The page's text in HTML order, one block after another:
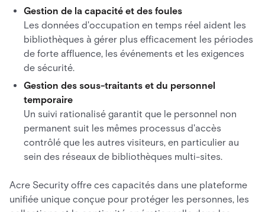
Gestion de la capacité et des foules
Les données d'occupation en temps réel aident les
bibliothèques à gérer plus efficacement les périodes
de forte affluence, les événements et les exigences
de sécurité.
Gestion des sous-traitants et du personnel
temporaire
Un suivi rationalisé garantit que le personnel non
permanent suit les mêmes processus d'accès
contrôlé que les autres visiteurs, en particulier au
sein des réseaux de bibliothèques multi-sites.
Acre Security offre ces capacités dans une plateforme
unifiée unique conçue pour protéger les personnes, les